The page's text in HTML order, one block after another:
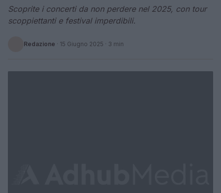
Scoprite i concerti da non perdere nel 2025, con tour
scoppiettanti e festival imperdibili.
Redazione · 15 Giugno 2025 · 3 min